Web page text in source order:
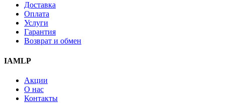
Доставка
Оплата
Услуги
Гарантия
Возврат и обмен
IAMLP
Акции
О нас
Контакты